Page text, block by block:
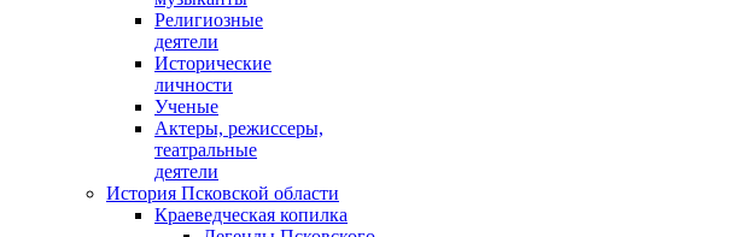
Религиозные
деятели
Исторические
личности
Ученые
Актеры, режиссеры,
театральные
деятели
История Псковской области
Краеведческая копилка